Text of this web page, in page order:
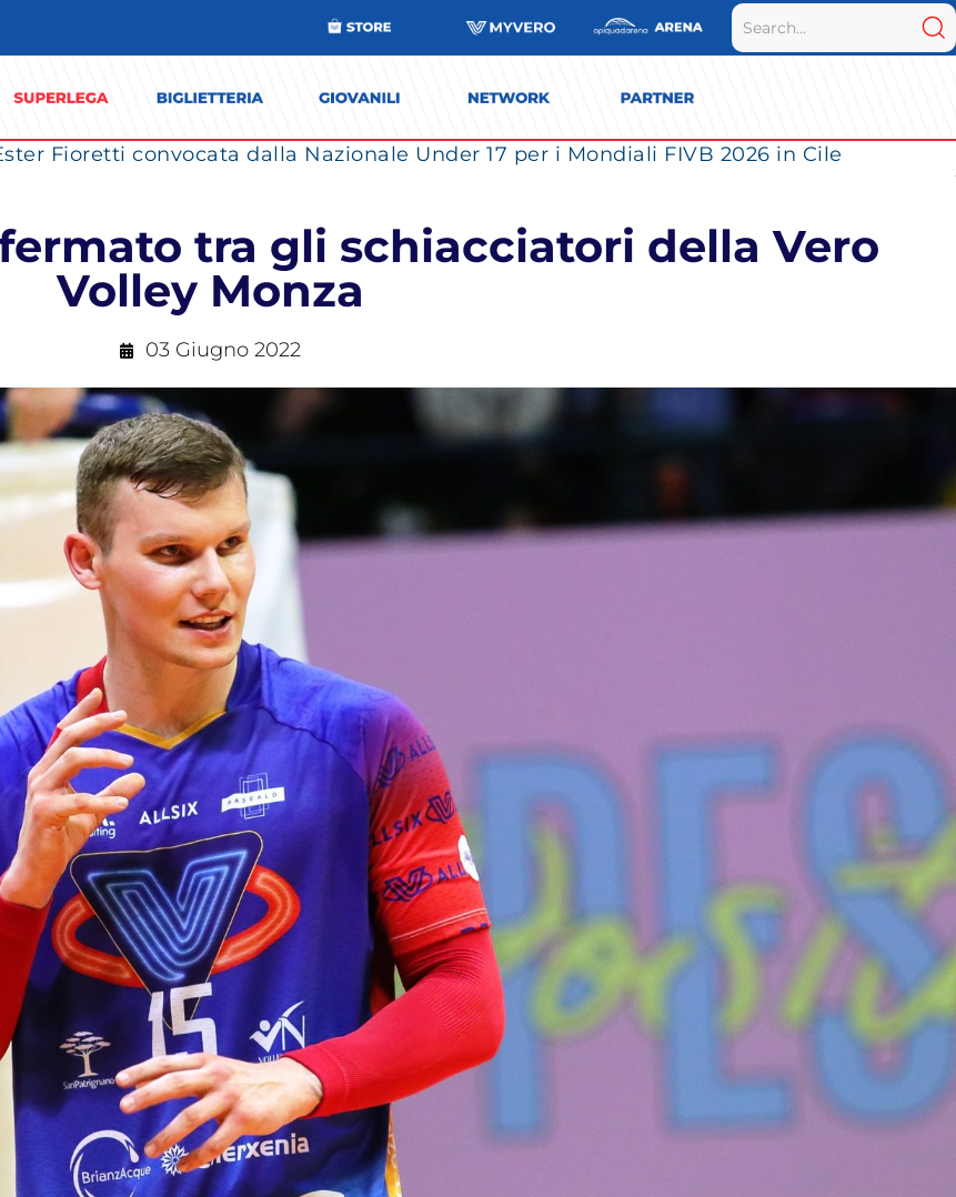
Fioretti convocata dalla Nazionale Under 17 per i Mondiali FIVB 2026 in Cile
tra gli schiacciatori della Vero
Volley Monza
03 Giugno 2022